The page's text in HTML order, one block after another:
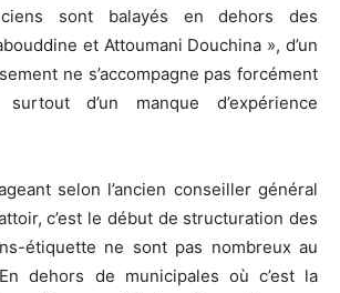
sont balayés en dehors des
et Attoumani Douchina », d’un
ne s’accompagne pas forcément
d’un manque d’expérience
selon l’ancien conseiller général
c’est le début de structuration des
étiquette ne sont pas nombreux au
dehors de municipales où c’est la